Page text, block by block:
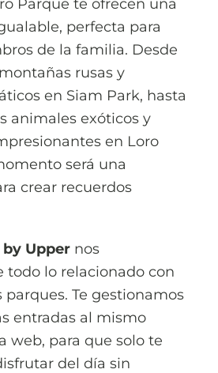
Parque te ofrecen una
perfecta para
de la familia. Desde
rusas y
en Siam Park, hasta
animales exóticos y
en Loro
será una
crear recuerdos
Uppernos
todo lo relacionado con
parques. Te gestionamos
entradas al mismo
web, para que solo te
del día sin